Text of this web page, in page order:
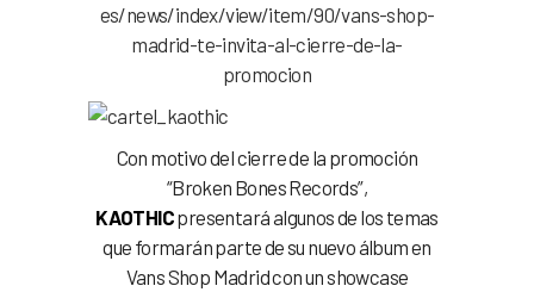
es/news/index/view/item/90/vans-shop-
madrid-te-invita-al-cierre-de-la-
promocion
Con motivo del cierre de la promoción
“Broken Bones Records”,
KAOTHICpresentará algunos de los temas
que formarán parte de su nuevo álbum en
Vans Shop Madrid con un showcase